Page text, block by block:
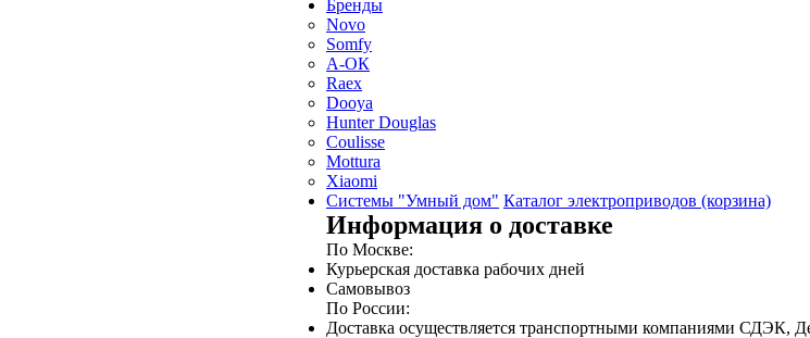
Бренды
Novo
Somfy
А-ОК
Raex
Dooya
Hunter Douglas
Coulisse
Mottura
Xiaomi
Системы "Умный дом" Каталог электроприводов (корзина)
Информация о доставке
По Москве:
Курьерская доставка рабочих дней
Самовывоз
По России:
Доставка осуществляется транспортными компаниями СДЭК,